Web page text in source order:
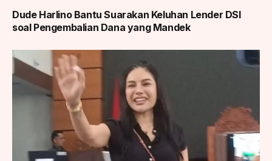
Dude Harlino Bantu Suarakan Keluhan Lender DSI
soal Pengembalian Dana yang Mandek